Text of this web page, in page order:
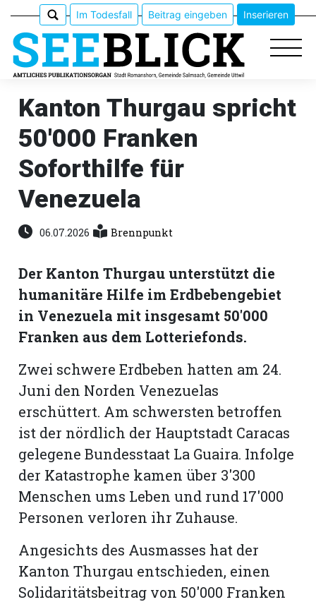
Epaper
Veranstaltungen
Erlebnisführer
App
offizielle
Im Todesfall Beitrag eingeben Inserieren
Kanton Thurgau spricht
50'000 Franken
Soforthilfe für
Venezuela
06.07.2026 Brennpunkt
Der Kanton Thurgau unterstützt die
humanitäre Hilfe im Erdbebengebiet
in Venezuela mit insgesamt 50'000
Franken aus dem Lotteriefonds.
Zwei schwere Erdbeben hatten am 24.
Juni den Norden Venezuelas
erschüttert. Am schwersten betroffen
ist der nördlich der Hauptstadt Caracas
gelegene Bundesstaat La Guaira. Infolge
der Katastrophe kamen über 3'300
Menschen ums Leben und rund 17'000
Personen verloren ihr Zuhause.
Angesichts des Ausmasses hat der
Kanton Thurgau entschieden, einen
Solidaritätsbeitrag von 50'000 Franken